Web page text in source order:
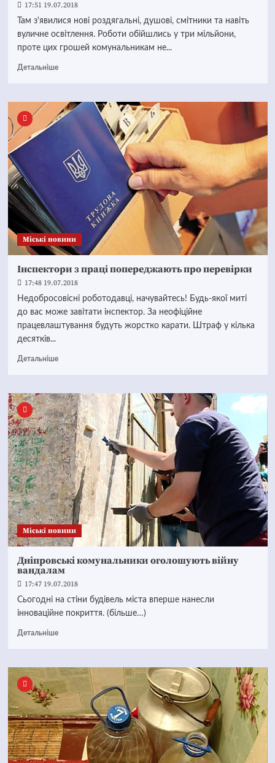
17:51 19.07.2018
Там з'явилися нові роздягальні, душові, смітники та навіть
вуличне освітлення. Роботи обійшлись у три мільйони,
проте цих грошей комунальникам не...
Детальніше
Mіські новини
Інспектори з праці попереджають про перевірки
17:48 19.07.2018
Недобросовісні роботодавці, начувайтесь! Будь-якої миті
до вас може завітати інспектор. За неофіційне
працевлаштування будуть жорстко карати. Штраф у кілька
десятків...
Детальніше
Mіські новини
Дніпровські комунальники оголошують війну
вандалам
17:47 19.07.2018
Сьогодні на стіни будівель міста вперше нанесли
інноваційне покриття. (більше…)
Детальніше